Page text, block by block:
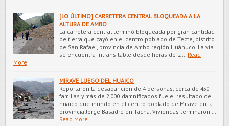
[LO ÚLTIMO] CARRETERA CENTRAL BLOQUEADA A LA
ALTURA DE AMBO
La carretera central terminó bloqueada por gran cantidad
de tierra que cayó en el centro poblado de Tecte, distrito
de San Rafael, provincia de Ambo región Huánuco. La vía
se encuentra intransitable desde horas de la…
Read
More
MIRAVE LUEGO DEL HUAICO
Reportaron la desaparición de 4 personas, cerca de 450
familias y más de 2,000 damnificados fue el resultado del
huaico que inundó en el centro poblado de Mirave en la
provincia Jorge Basadre en Tacna. Viviendas terminaron …
Read More